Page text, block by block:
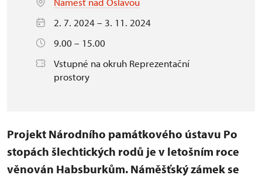
2. 7. 2024 – 3. 11. 2024
9.00 – 15.00
Vstupné na okruh Reprezentační
prostory
Projekt Národního památkového ústavu Po
stopách šlechtických rodů je v letošním roce
věnován Habsburkům. Náměšťský zámek se